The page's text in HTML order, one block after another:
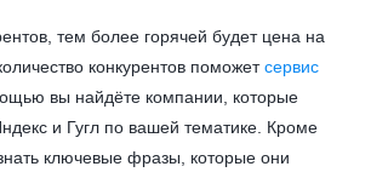
тем более горячей будет цена на
конкурентов поможетсервис
вы найдёте компании, которые
и Гугл по вашей тематике. Кроме
ключевые фразы, которые они